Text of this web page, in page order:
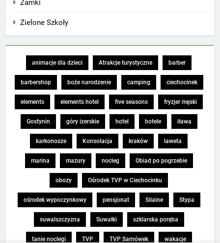
Zamki
Zielone Szkoły
animacje dla dzieci Atrakcje turystyczne barber
barbershop boże narodzenie camping ciechocinek
elements elements hotel five seasons fryzjer męski
Gostynin góry izerskie hotel hotele iława
karkonosze Konsolacja kraków laweta
marina mazury nocleg Obiad po pogrzebie
obozy Ośrodek TVP w Ciechocinku
ośrodek wypoczynkowy pensjonat Silaine Stypa
suwalszczyzna Suwałki szklarska poręba
tanie noclegi TVP TVP Sarnówek wakacje